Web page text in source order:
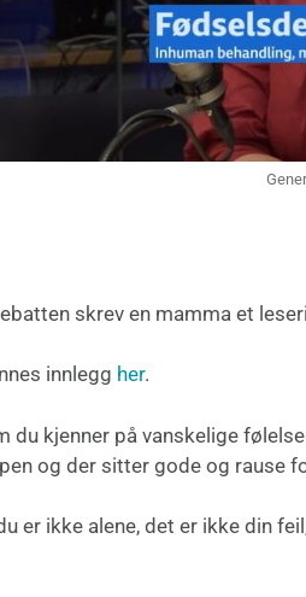
skrev en mamma et
innlegg her.
du kjenner på vanskelige
og der sitter gode og rause
er ikke alene, det er ikke din